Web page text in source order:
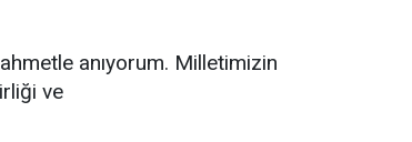
anıyorum. Milletimizin
ve